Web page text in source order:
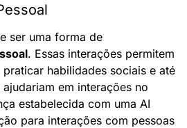
. Essas interações permitem
habilidades sociais e até
em interações no
estabelecida com uma AI
para interações com pessoas